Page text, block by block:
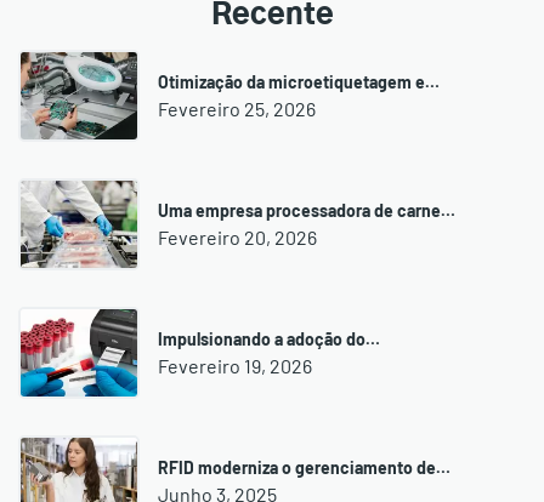
Recente
Otimização da microetiquetagem e…
Fevereiro 25, 2026
Uma empresa processadora de carne…
Fevereiro 20, 2026
Impulsionando a adoção do…
Fevereiro 19, 2026
RFID moderniza o gerenciamento de…
Junho 3, 2025